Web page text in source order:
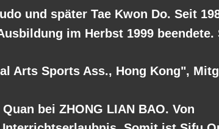
und später Tae Kwon Do. Seit
im Herbst 1999 beendete.
Arts Sports Ass., Hong Kong",
bei ZHONG LIAN BAO. Von